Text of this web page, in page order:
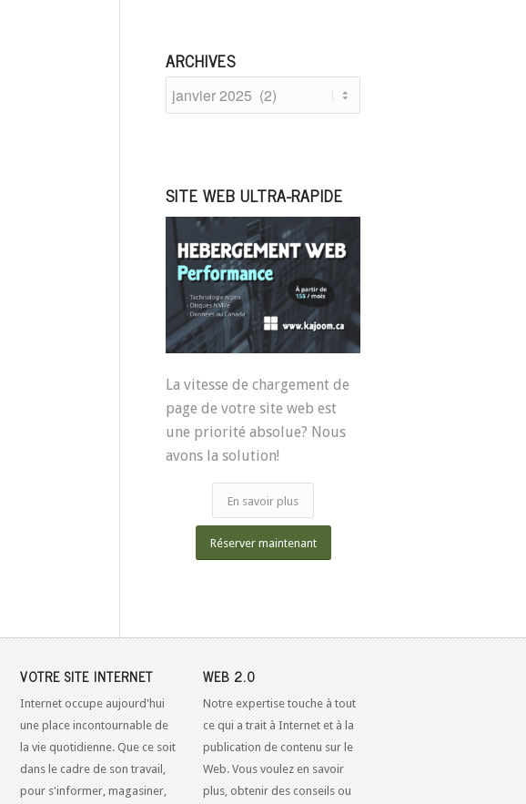
ARCHIVES
SITE WEB ULTRA-RAPIDE
La vitesse de chargement de
page de votre site web est
une priorité absolue? Nous
avons la solution!
En savoir plus
Réserver maintenant
VOTRE SITE INTERNET
Internet occupe aujourd'hui
une place incontournable de
la vie quotidienne. Que ce soit
dans le cadre de son travail,
pour s'informer, magasiner,
WEB 2.0
Notre expertise touche à tout
ce qui a trait à Internet et à la
publication de contenu sur le
Web. Vous voulez en savoir
plus, obtenir des conseils ou